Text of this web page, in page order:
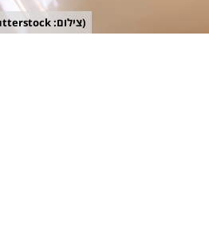
(צילום: shutterstock)